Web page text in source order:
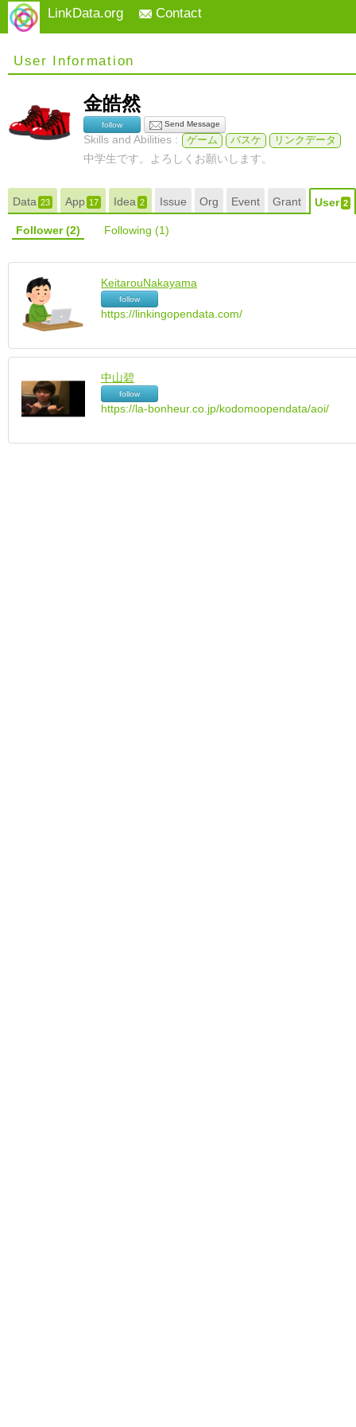
LinkData.org Contact
User Information
金皓然
follow Send Message
Skills and Abilities : ゲーム バスケ リンクデータ
中学生です。よろしくお願いします。
Data23 App 17 Idea2 Issue Org Event Grant User2
Follower(2) Following (1)
KeitarouNakayama
follow
https://linkingopendata.com/
中山碧
follow
https://la-bonheur.co.jp/kodomoopendata/aoi/